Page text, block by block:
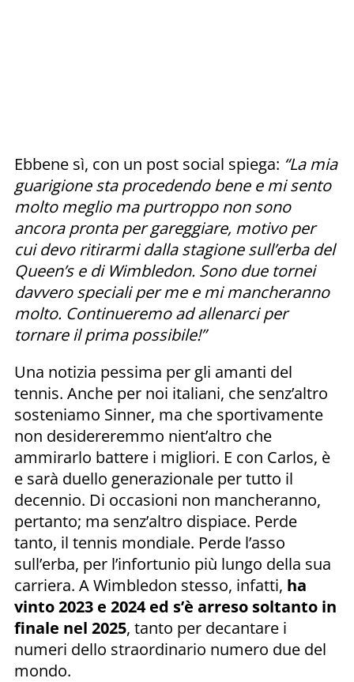
Ebbene sì, con un post social spiega: “La mia
guarigione sta procedendo bene e mi sento
molto meglio ma purtroppo non sono
ancora pronta per gareggiare, motivo per
cui devo ritirarmi dalla stagione sull’erba del
Queen’s e di Wimbledon. Sono due tornei
davvero speciali per me e mi mancheranno
molto. Continueremo ad allenarci per
tornare il prima possibile!”
Una notizia pessima per gli amanti del
tennis. Anche per noi italiani, che senz’altro
sosteniamo Sinner, ma che sportivamente
non desidereremmo nient’altro che
ammirarlo battere i migliori. E con Carlos, è
e sarà duello generazionale per tutto il
decennio. Di occasioni non mancheranno,
pertanto; ma senz’altro dispiace. Perde
tanto, il tennis mondiale. Perde l’asso
sull’erba, per l’infortunio più lungo della sua
carriera. A Wimbledon stesso, infatti, ha
vinto 2023 e 2024 ed s’è arreso soltanto in
finale nel 2025, tanto per decantare i
numeri dello straordinario numero due del
mondo.